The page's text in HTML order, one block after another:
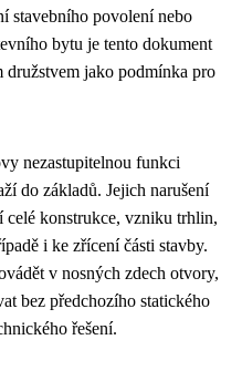
stavebního povolení nebo
bytu je tento dokument
družstvem jako podmínka pro
nezastupitelnou funkci
do základů. Jejich narušení
celé konstrukce, vzniku trhlin,
i ke zřícení části stavby.
v nosných zdech otvory,
bez předchozího statického
řešení.